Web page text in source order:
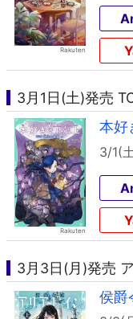
3月1日(土)発売
本好
3/1(
3月3日(月)発売
侯爵